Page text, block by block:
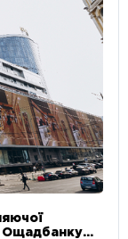
Ощадбанку